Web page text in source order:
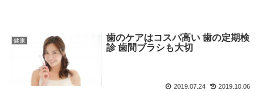
健康
歯のケアはコスパ高い 歯の定期検
診 歯間ブラシも大切
2019.07.24 2019.10.06